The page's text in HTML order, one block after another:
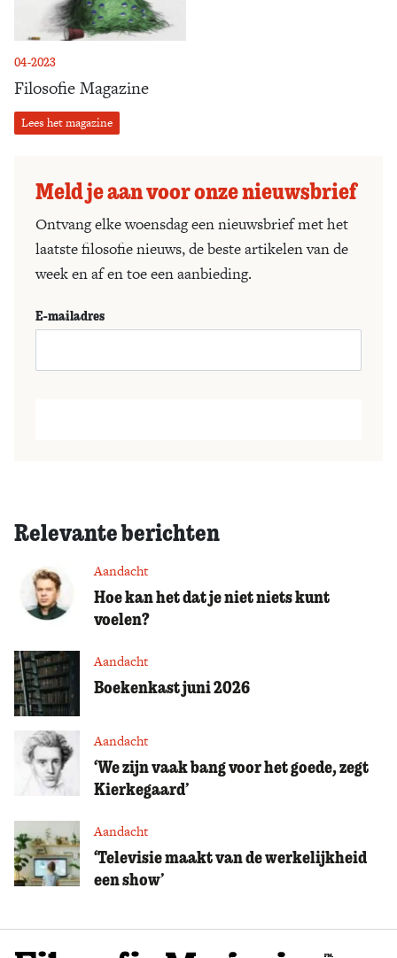
04-2023
Filosofie Magazine
Lees het magazine
Meld je aan voor onze nieuwsbrief
Ontvang elke woensdag een nieuwsbrief met het
laatste filosofie nieuws, de beste artikelen van de
week en af en toe een aanbieding.
E-mailadres
Relevante berichten
Aandacht
Hoe kan het dat je niet niets kunt
voelen?
Aandacht
Boekenkast juni 2026
Aandacht
‘We zijn vaak bang voor het goede, zegt
Kierkegaard’
Aandacht
‘Televisie maakt van de werkelijkheid
een show’